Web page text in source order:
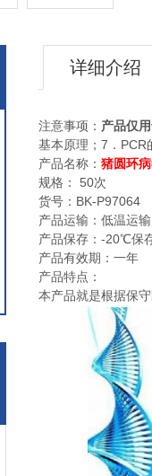
详细介绍
注意事项： 产品仅
基本原理； 7 ． PCR
产品名称： 猪圆环
规格：
50次
货号： BK-P97064
产品运输：低温运输
产品保存： -20℃保
产品有效期：一年
产品特点：
本产品就是根据保